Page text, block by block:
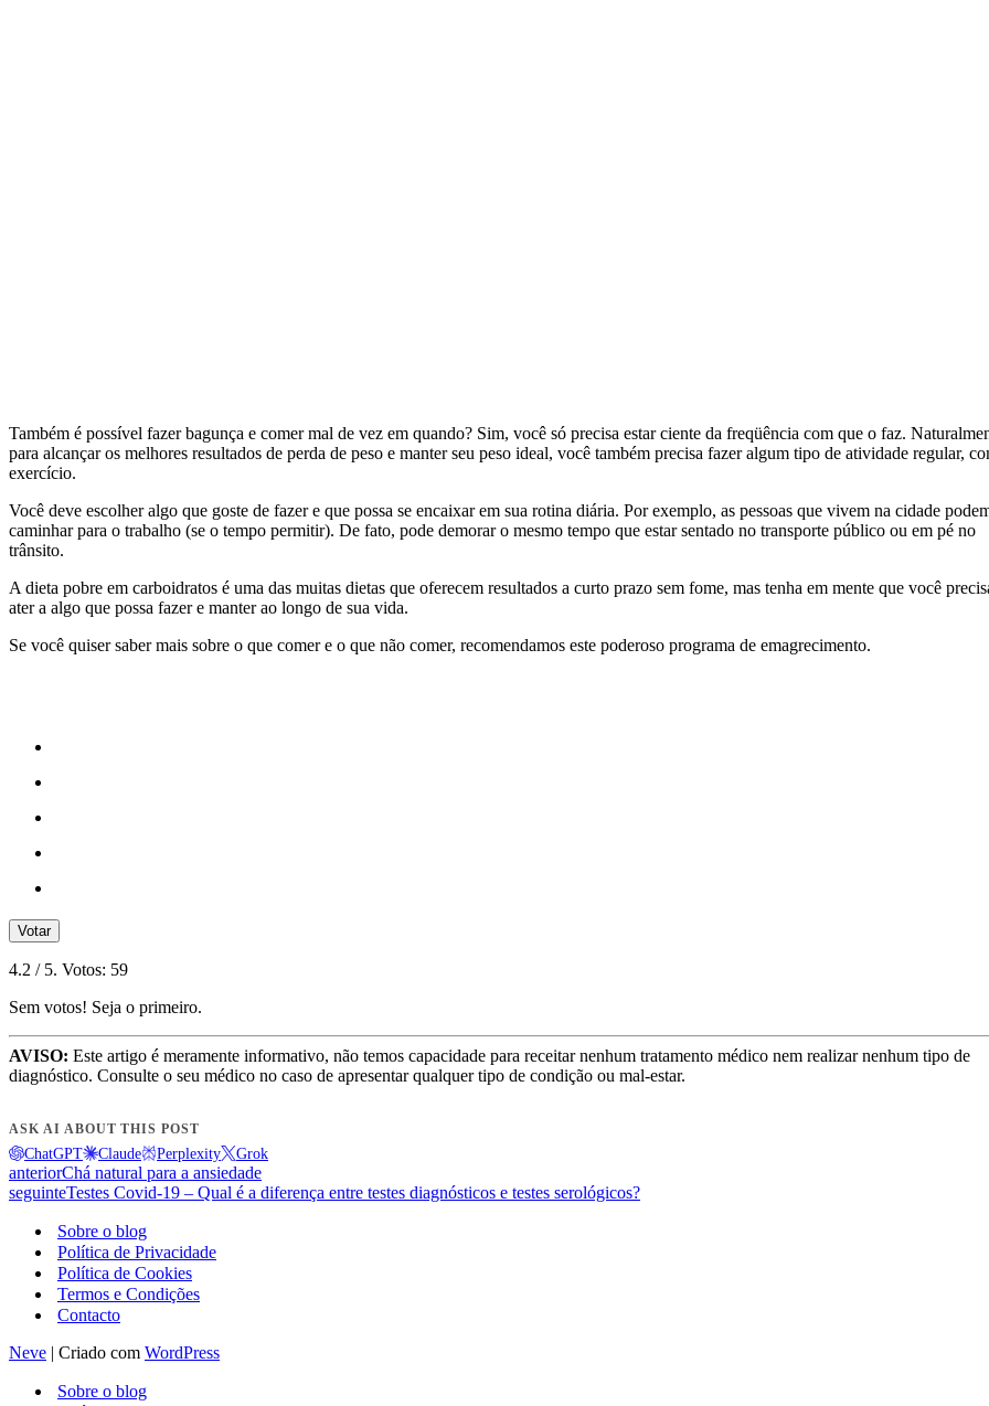
Também é possível fazer bagunça e comer mal de vez em quando? Sim, você só precisa estar ciente da freqüência com que o faz.
para alcançar os melhores resultados de perda de peso e manter seu peso ideal, você também precisa fazer algum tipo de atividade regular,
exercício.
Você deve escolher algo que goste de fazer e que possa se encaixar em sua rotina diária. Por exemplo, as pessoas que vivem na cidade
caminhar para o trabalho (se o tempo permitir). De fato, pode demorar o mesmo tempo que estar sentado no transporte público ou em pé no
trânsito.
A dieta pobre em carboidratos é uma das muitas dietas que oferecem resultados a curto prazo sem fome, mas tenha em mente que você
ater a algo que possa fazer e manter ao longo de sua vida.
Se você quiser saber mais sobre o que comer e o que não comer, recomendamos este poderoso programa de emagrecimento.
Votar
4.2 / 5. Votos: 59
Sem votos! Seja o primeiro.
AVISO: Este artigo é meramente informativo, não temos capacidade para receitar nenhum tratamento médico nem realizar nenhum tipo de
diagnóstico. Consulte o seu médico no caso de apresentar qualquer tipo de condição ou mal-estar.
ASK AI ABOUT THIS POST
ChatGPT Claude Perplexity Grok
anteriorChá natural para a ansiedade
seguinteTestes Covid-19 – Qual é a diferença entre testes diagnósticos e testes serológicos?
Sobre o blog
Política de Privacidade
Política de Cookies
Termos e Condições
Contacto
Neve | Criado com WordPress
Sobre o blog